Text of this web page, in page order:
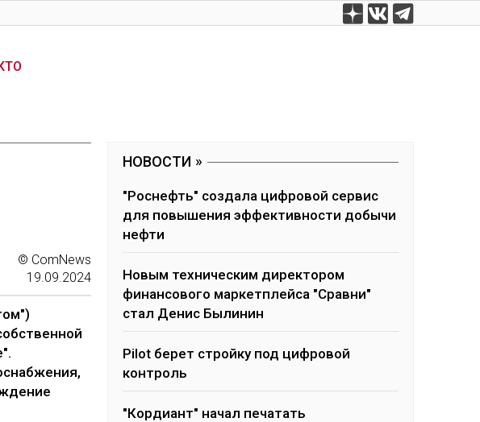
© ComNews
19.09.2024
НОВОСТИ
"Роснефть" создала цифровой сервис
для повышения эффективности добычи
нефти
Новым техническим директором
финансового маркетплейса "Сравни"
стал Денис Былинин
Pilot берет стройку под цифровой
контроль
"Кордиант" начал печатать